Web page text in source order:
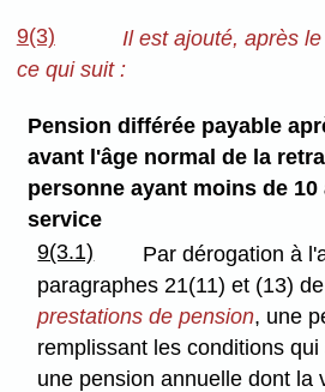
9(3)
Il est ajouté, après
ce qui suit :
Pension différée payable
avant l'âge normal de la
personne ayant moins de 10
service
9(3.1)
Par dérogation à
paragraphes 21(11) et (13)
prestations de pension, une
remplissant les conditions
une pension annuelle dont la